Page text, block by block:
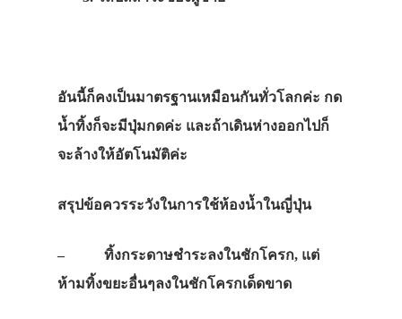
อันนี้ก็คงเป็นมาตรฐานเหมือนกันทั่วโลกค่ะ กด
น้ำทิ้งก็จะมีปุ่มกดค่ะ และถ้าเดินห่างออกไปก็
จะล้างให้อัตโนมัติค่ะ
สรุปข้อควรระวังในการใช้ห้องน้ำในญี่ปุ่น
– ทิ้งกระดาษชำระลงในชักโครก, แต่
ห้ามทิ้งขยะอื่นๆลงในชักโครกเด็ดขาด